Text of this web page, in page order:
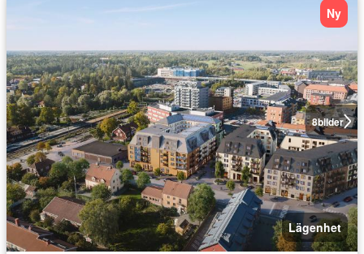
8bilder
Ny
Lägenhet